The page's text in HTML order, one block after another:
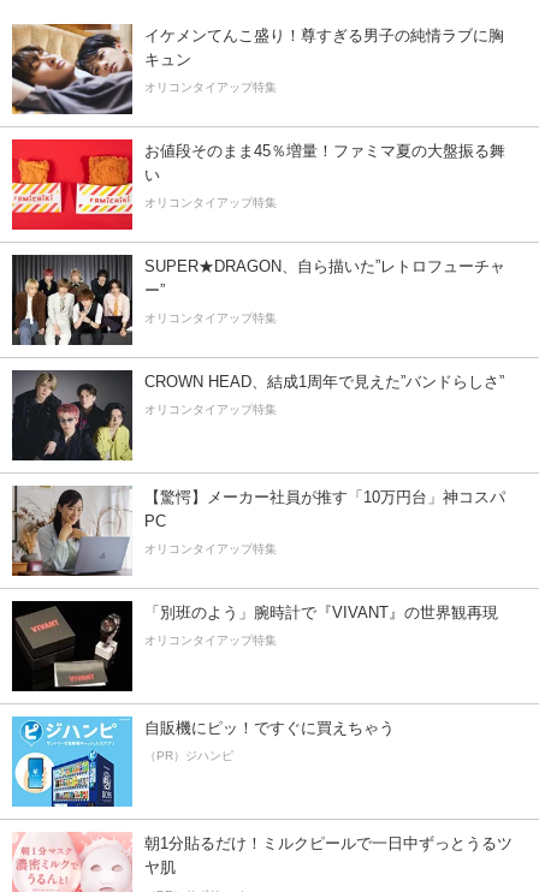
イケメンてんこ盛り！尊すぎる男子の純情ラブに胸
キュン
オリコンタイアップ特集
お値段そのまま45％増量！ファミマ夏の大盤振る舞
い
オリコンタイアップ特集
SUPER★DRAGON、自ら描いた”レトロフューチャ
ー”
オリコンタイアップ特集
CROWN HEAD、結成1周年で見えた”バンドらしさ”
オリコンタイアップ特集
【驚愕】メーカー社員が推す「10万円台」神コスパ
PC
オリコンタイアップ特集
「別班のよう」腕時計で『VIVANT』の世界観再現
オリコンタイアップ特集
自販機にピッ！ですぐに買えちゃう
（PR）ジハンピ
朝1分貼るだけ！ミルクピールで一日中ずっとうるツ
ヤ肌